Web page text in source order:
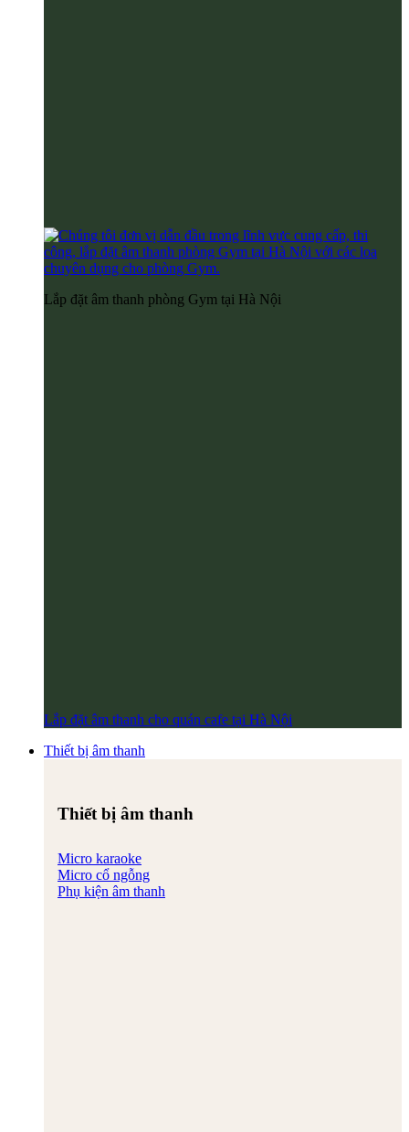
Lắp đặt âm thanh phòng Gym tại Hà Nội
Lắp đặt âm thanh cho quán cafe tại Hà Nội
Thiết bị âm thanh
Thiết bị âm thanh
Micro karaoke
Micro cổ ngỗng
Phụ kiện âm thanh